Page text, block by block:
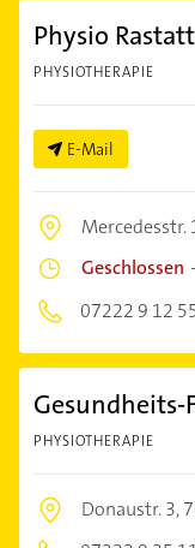
Physio Rastatt
PHYSIOTHERAPIE
E-Mail
Mercedesstr.
Geschlossen
07222 9 12
PHYSIOTHERAPIE
Donaustr. 3,